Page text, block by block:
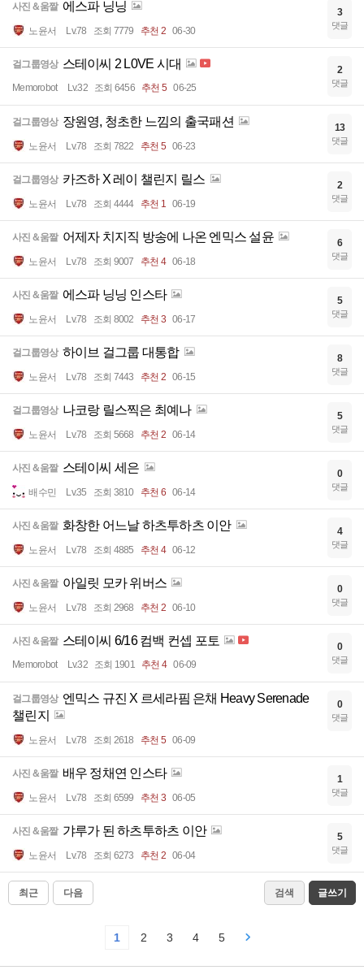
사진＆움짤 에스파 닝닝
노윤서 Lv.78 조회 7779 추천 2 06-30
3
댓글
걸그룹영상 스테이씨 2 L0VE 시대
Memorobot Lv.32 조회 6456 추천 5 06-25
2
댓글
걸그룹영상 장원영, 청초한 느낌의 출국패션
노윤서 Lv.78 조회 7822 추천 5 06-23
13
댓글
걸그룹영상 카즈하 X 레이 챌린지 릴스
노윤서 Lv.78 조회 4444 추천 1 06-19
2
댓글
사진＆움짤 어제자 치지직 방송에 나온 엔믹스 설윤
노윤서 Lv.78 조회 9007 추천 4 06-18
6
댓글
사진＆움짤 에스파 닝닝 인스타
노윤서 Lv.78 조회 8002 추천 3 06-17
5
댓글
걸그룹영상 하이브 걸그룹 대통합
노윤서 Lv.78 조회 7443 추천 2 06-15
8
댓글
걸그룹영상 나코랑 릴스찍은 최예나
노윤서 Lv.78 조회 5668 추천 2 06-14
5
댓글
사진＆움짤 스테이씨 세은
배수민 Lv.35 조회 3810 추천 6 06-14
0
댓글
사진＆움짤 화창한 어느날 하츠투하츠 이안
노윤서 Lv.78 조회 4885 추천 4 06-12
4
댓글
사진＆움짤 아일릿 모카 위버스
노윤서 Lv.78 조회 2968 추천 2 06-10
0
댓글
사진＆움짤 스테이씨 6/16 컴백 컨셉 포토
Memorobot Lv.32 조회 1901 추천 4 06-09
0
댓글
걸그룹영상 엔믹스 규진 X 르세라핌 은채 Heavy Serenade
챌린지
노윤서 Lv.78 조회 2618 추천 5 06-09
0
댓글
사진＆움짤 배우 정채연 인스타
노윤서 Lv.78 조회 6599 추천 3 06-05
1
댓글
사진＆움짤 갸루가 된 하츠투하츠 이안
노윤서 Lv.78 조회 6273 추천 2 06-04
5
댓글
최근 다음 검색 글쓰기
1 2 3 4 5